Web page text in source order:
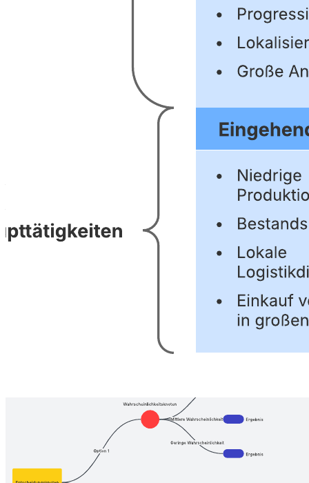
Diese Analyse einer Wertschöpfungskette kann Ihnen helfen:
– einen Überblick über die Produktion des Verkaufs eines Produkts
Gewinn zu steigern
–mit Ihren Kollegen zusammenzuarbeiten
Öffnen Sie dieses Wertschöpfungskette Beispiel, um zu sehen, wie